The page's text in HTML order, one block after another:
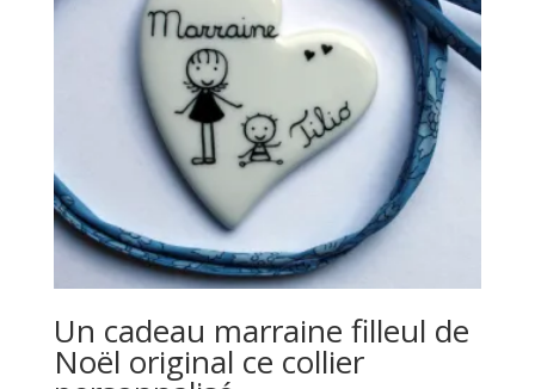
Un cadeau marraine filleul de
Noël original ce collier